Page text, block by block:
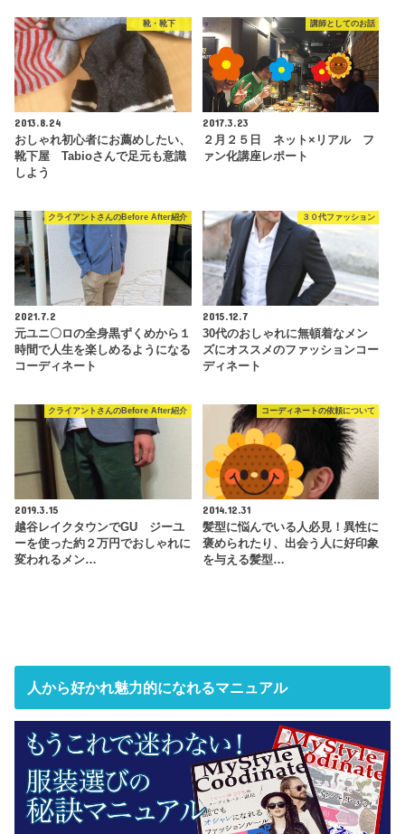
靴・靴下
2013.8.24
おしゃれ初心者にお薦めしたい、
靴下屋 Tabioさんで足元も意識
しよう
講師としてのお話
2017.3.23
２月２５日 ネット×リアル フ
ァン化講座レポート
クライアントさんのBefore After紹介
2021.7.2
元ユニ〇ロの全身黒ずくめから１
時間で人生を楽しめるようになる
コーディネート
３０代ファッション
2015.12.7
30代のおしゃれに無頓着なメン
ズにオススメのファッションコー
ディネート
クライアントさんのBefore After紹介
2019.3.15
越谷レイクタウンでGU ジーユ
ーを使った約２万円でおしゃれに
変われるメン…
コーディネートの依頼について
2014.12.31
髪型に悩んでいる人必見！異性に
褒められたり、出会う人に好印象
を与える髪型…
人から好かれ魅力的になれるマニュアル